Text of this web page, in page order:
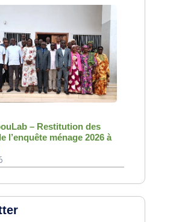
– Restitution des
l’enquête ménage 2026 à